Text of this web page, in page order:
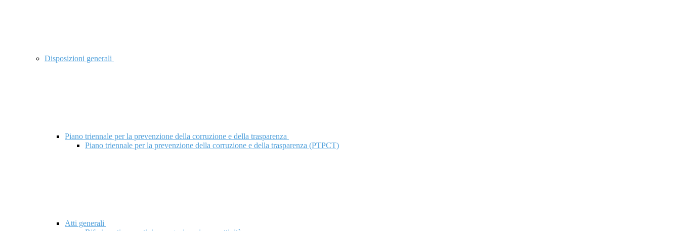
Disposizioni generali
Piano triennale per la prevenzione della corruzione e della trasparenza
Piano triennale per la prevenzione della corruzione e della trasparenza (PTPCT)
Atti generali